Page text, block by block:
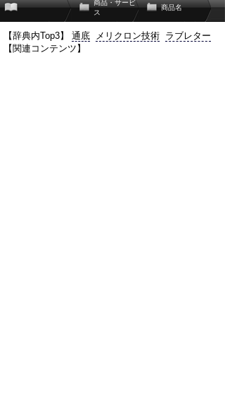
商品・サービ
ス
商品名
【辞典内Top3】 通底 メリクロン技術 ラブレター
【関連コンテンツ】